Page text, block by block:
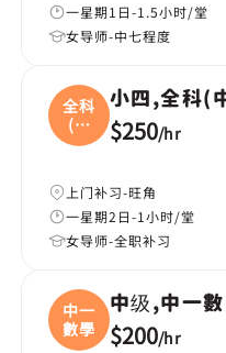
一星期1日-1.5小时/堂
女导师-中七程度
全科
(中
文
小四,全科(
$250/hr
上门补习-旺角
一星期2日-1小时/堂
女导师-全职补习
中一
數學
中级,中一
$200/hr